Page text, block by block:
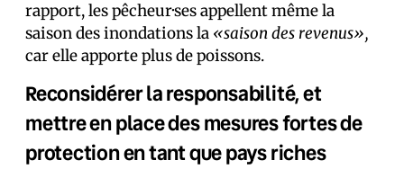
rapport, les pêcheur·ses appellent même la
saison des inondations la «saison des revenus»,
car elle apporte plus de poissons.
Reconsidérer la responsabilité, et
mettre en place des mesures fortes de
protection en tant que pays riches